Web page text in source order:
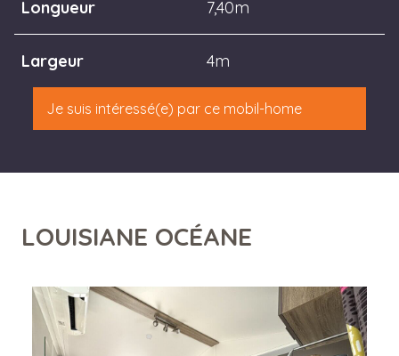
Longueur 7,40m
Largeur 4m
Je suis intéressé(e) par ce mobil-home
LOUISIANE OCÉANE